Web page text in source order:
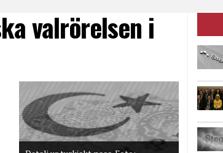
valrörelsen i